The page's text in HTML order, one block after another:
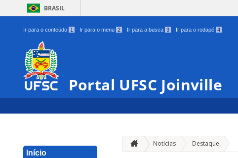
BRASIL
Ir para o conteúdo 1 Ir para o menu 2 Ir para a busca 3 Ir para o rodapé 4
Portal UFSC Joinville
Início
Notícias Destaque »